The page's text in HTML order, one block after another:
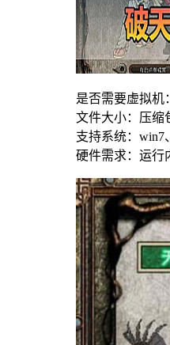
是否需要虚拟机
文件大小：压缩
支持系统：win7
硬件需求：运行